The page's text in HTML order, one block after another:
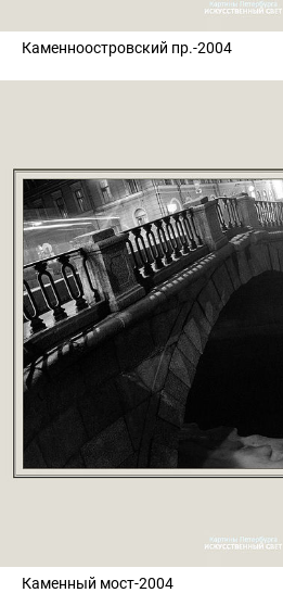
Каменноостровский пр.-2004
Каменный мост-2004